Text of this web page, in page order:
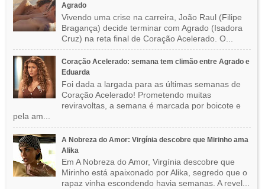
Agrado
Vivendo uma crise na carreira, João Raul (Filipe
Bragança) decide terminar com Agrado (Isadora
Cruz) na reta final de Coração Acelerado. O...
Coração Acelerado: semana tem climão entre Agrado e
Eduarda
Foi dada a largada para as últimas semanas de
Coração Acelerado! Prometendo muitas
reviravoltas, a semana é marcada por boicote e
pela am...
A Nobreza do Amor: Virgínia descobre que Mirinho ama
Alika
Em A Nobreza do Amor, Virgínia descobre que
Mirinho está apaixonado por Alika, segredo que o
rapaz vinha escondendo havia semanas. A revel...